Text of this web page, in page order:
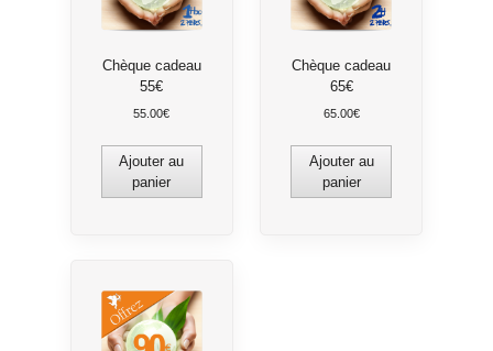
Chèque cadeau
55€
55.00€
Ajouter au
panier
Chèque cadeau
65€
65.00€
Ajouter au
panier